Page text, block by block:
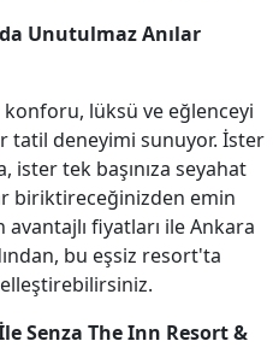
Unutulmaz Anılar
konforu, lüksü ve eğlenceyi
tatil deneyimi sunuyor. İster
ister tek başınıza seyahat
biriktireceğinizden emin
fiyatları ile Ankara
bu eşsiz resort'ta
Senza The Inn Resort &